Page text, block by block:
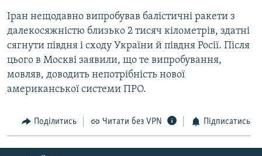
Усі сайти RFE/RL
Іран нещодавно випробував балістичні ракети з
далекосяжністю близько 2 тисяч кілометрів, здатні
сягнути півдня і сходу України й півдня Росії. Після
цього в Москві заявили, що те випробування,
мовляв, доводить непотрібність нової
американської системи ПРО.
Поділитись Читати без VPN Підписатись